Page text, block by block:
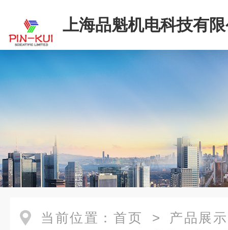
上海品魁机电科技有
当前位置： 首页 > 产品展示